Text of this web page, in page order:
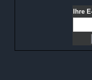
Ihre